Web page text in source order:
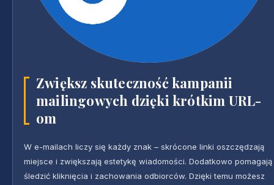
Zwiększ skuteczność kampanii
mailingowych dzięki krótkim URL-
om
W e-mailach liczy się każdy znak – skrócone linki oszczędzają
miejsce i zwiększają estetykę wiadomości. Dodatkowo pomagają
śledzić kliknięcia i zachowania odbiorców. Dzięki temu możesz